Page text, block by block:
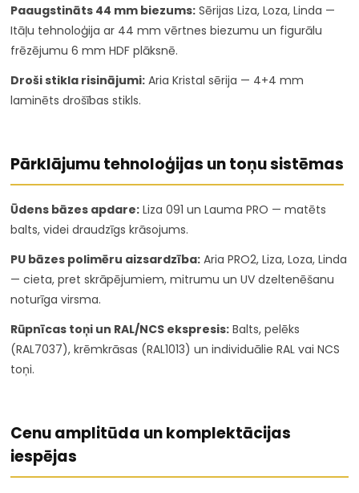
Paaugstināts 44 mm biezums: Sērijas Liza, Loza, Linda —
Itāļu tehnoloģija ar 44 mm vērtnes biezumu un figurālu
frēzējumu 6 mm HDF plāksnē.
Droši stikla risinājumi: Aria Kristal sērija — 4+4 mm
laminēts drošības stikls.
Pārklājumu tehnoloģijas un toņu sistēmas
Ūdens bāzes apdare: Liza 091 un Lauma PRO — matēts
balts, videi draudzīgs krāsojums.
PU bāzes polimēru aizsardzība: Aria PRO2, Liza, Loza, Linda
— cieta, pret skrāpējumiem, mitrumu un UV dzeltenēšanu
noturīga virsma.
Rūpnīcas toņi un RAL/NCS ekspresis: Balts, pelēks
(RAL7037), krēmkrāsas (RAL1013) un individuālie RAL vai NCS
toņi.
Cenu amplitūda un komplektācijas
iespējas